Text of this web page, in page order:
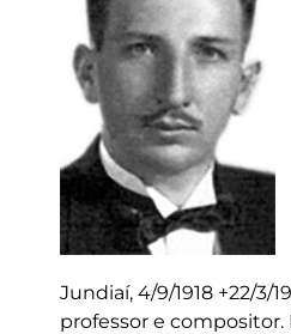
Jundiaí, 4/9/1918 +22/3/
professor e compositor.